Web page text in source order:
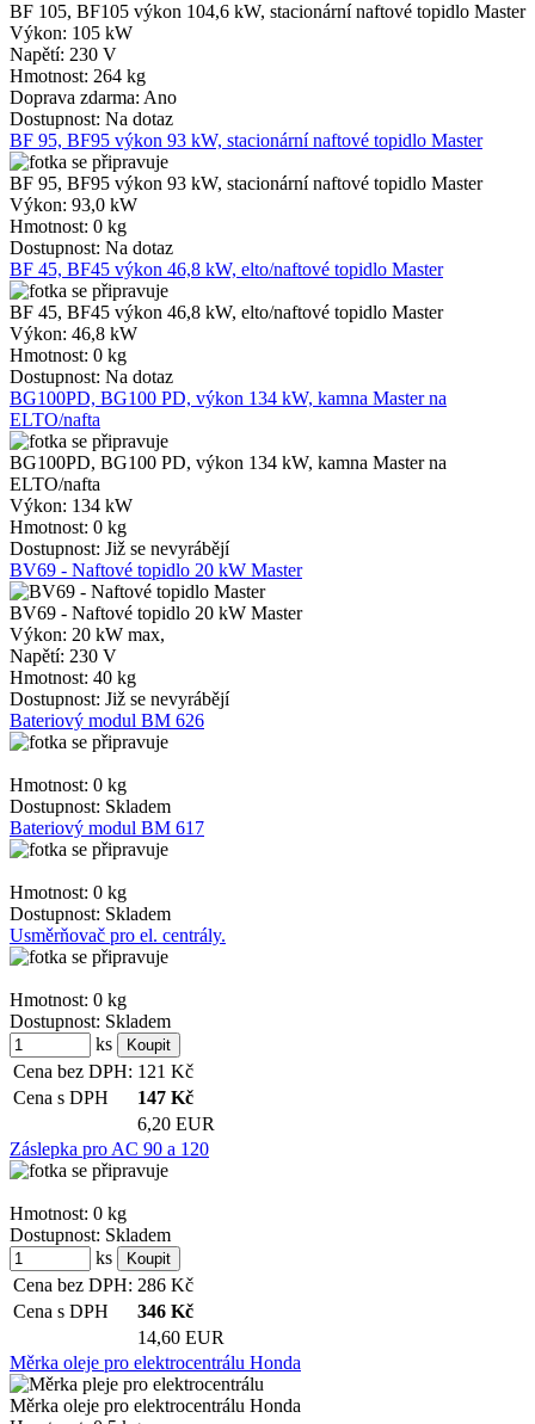
BF 105, BF105 výkon 104,6 kW, stacionární naftové topidlo Master
Výkon: 105 kW
Napětí: 230 V
Hmotnost: 264 kg
Doprava zdarma: Ano
Dostupnost: Na dotaz
BF 95, BF95 výkon 93 kW, stacionární naftové topidlo Master
BF 95, BF95 výkon 93 kW, stacionární naftové topidlo Master
Výkon: 93,0 kW
Hmotnost: 0 kg
Dostupnost: Na dotaz
BF 45, BF45 výkon 46,8 kW, elto/naftové topidlo Master
BF 45, BF45 výkon 46,8 kW, elto/naftové topidlo Master
Výkon: 46,8 kW
Hmotnost: 0 kg
Dostupnost: Na dotaz
BG100PD, BG100 PD, výkon 134 kW, kamna Master na
ELTO/nafta
BG100PD, BG100 PD, výkon 134 kW, kamna Master na
ELTO/nafta
Výkon: 134 kW
Hmotnost: 0 kg
Dostupnost: Již se nevyrábějí
BV69 - Naftové topidlo 20 kW Master
BV69 - Naftové topidlo 20 kW Master
Výkon: 20 kW max,
Napětí: 230 V
Hmotnost: 40 kg
Dostupnost: Již se nevyrábějí
Bateriový modul BM 626
Hmotnost: 0 kg
Dostupnost: Skladem
Bateriový modul BM 617
Hmotnost: 0 kg
Dostupnost: Skladem
Usměrňovač pro el. centrály.
Hmotnost: 0 kg
Dostupnost: Skladem
ks
Cena bez DPH: 121 Kč
Cena s DPH
147 Kč
6,20 EUR
Záslepka pro AC 90 a 120
Hmotnost: 0 kg
Dostupnost: Skladem
ks
Cena bez DPH: 286 Kč
Cena s DPH
346 Kč
14,60 EUR
Měrka oleje pro elektrocentrálu Honda
Měrka oleje pro elektrocentrálu Honda